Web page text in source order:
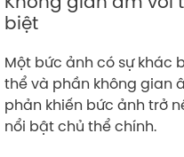
biệt
Một bức ảnh có sự khác
thể và phần không gian
phản khiến bức ảnh trở
nổi bật chủ thể chính.